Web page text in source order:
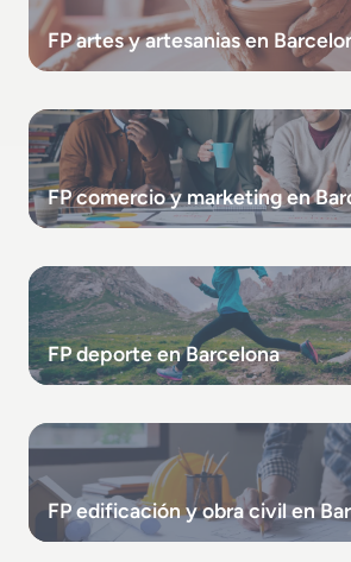
FP artes y artesanias en
FP comercio y marketing en
FP deporte en Barcelona
FP edificación y obra civil en